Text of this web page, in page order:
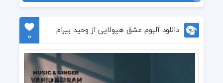
دانلود آلبوم عشق هیولایی از وحید بیرام
0